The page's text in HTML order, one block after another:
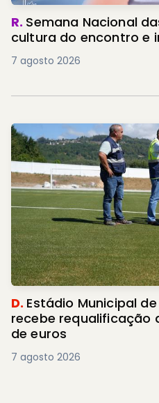
R. Semana Nacional
cultura do encontro e
7 agosto 2026
D. Estádio Municipal
recebe requalificação
de euros
7 agosto 2026